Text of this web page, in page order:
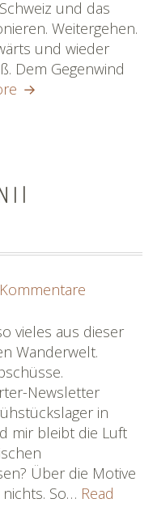
und das
Weitergehen.
und wieder
Dem Gegenwind
Wanderleben
I |
zu
I
vieles aus dieser
Wanderwelt.
Newsletter
in
mir bleibt die Luft
Über die Motive
So… Read